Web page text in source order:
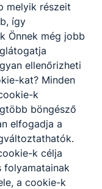
melyik részeit
így
Önnek még jobb
ellenőrizheti
kat? Minden
k
böngésző
elfogadja a
k célja
folyamatainak
a cookie-k